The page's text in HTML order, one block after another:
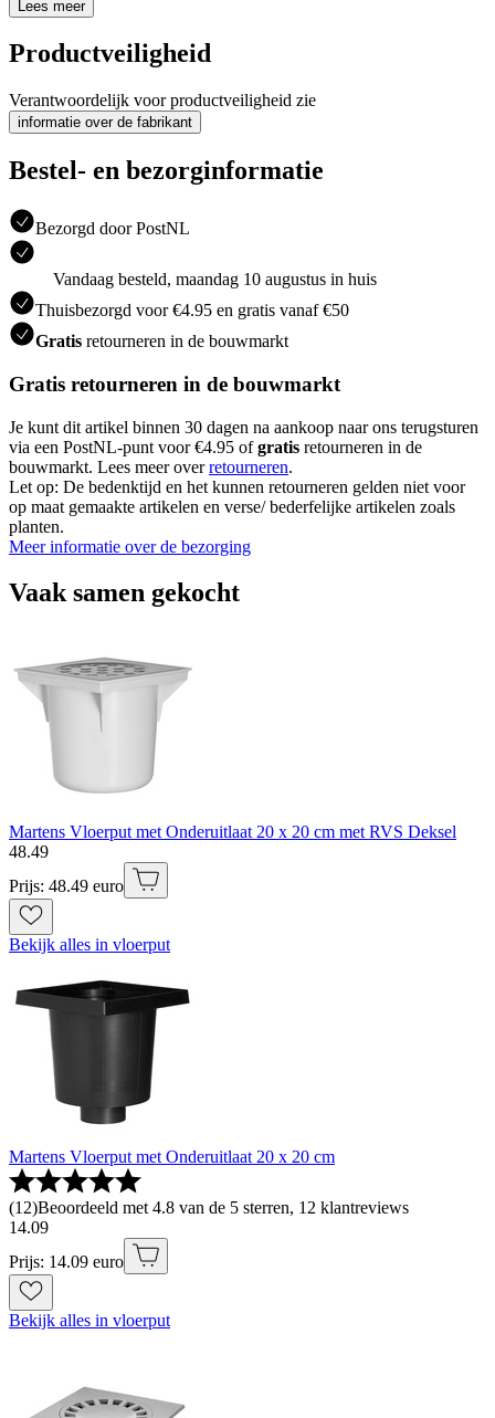
Lees meer
Productveiligheid
Verantwoordelijk voor productveiligheid zie
informatie over de fabrikant
Bestel- en bezorginformatie
Bezorgd door PostNL
Vandaag besteld, maandag 10 augustus in huis
Thuisbezorgd voor €4.95 en gratis vanaf €50
Gratis retourneren in de bouwmarkt
Gratis retourneren in de bouwmarkt
Je kunt dit artikel binnen 30 dagen na aankoop naar ons terugsturen
via een PostNL-punt voor €4.95 ofgratis retourneren in de
bouwmarkt. Lees meer overretourneren.
Let op: De bedenktijd en het kunnen retourneren gelden niet voor
op maat gemaakte artikelen en verse/ bederfelijke artikelen zoals
planten.
Meer informatie over de bezorging
Vaak samen gekocht
Martens Vloerput met Onderuitlaat 20 x 20 cm met RVS Deksel
48.49
Prijs: 48.49 euro
Bekijk alles in vloerput
Martens Vloerput met Onderuitlaat 20 x 20 cm
(12)Beoordeeld met 4.8 van de 5 sterren, 12 klantreviews
14.09
Prijs: 14.09 euro
Bekijk alles in vloerput